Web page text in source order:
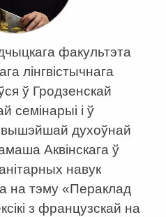
факультэта
лінгвістычнага
ў Гродзенскай
семінарыі і ў
вышэйшай духоўнай
Аквінскага ў
навук
на тэму «Пераклад
з французскай на